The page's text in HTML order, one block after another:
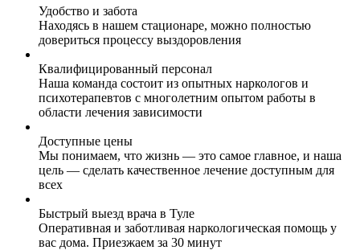
Удобство и забота
Находясь в нашем стационаре, можно полностью
довериться процессу выздоровления
Квалифицированный персонал
Наша команда состоит из опытных наркологов и
психотерапевтов с многолетним опытом работы в
области лечения зависимости
Доступные цены
Мы понимаем, что жизнь — это самое главное, и наша
цель — сделать качественное лечение доступным для
всех
Быстрый выезд врача в Туле
Оперативная и заботливая наркологическая помощь у
вас дома. Приезжаем за 30 минут